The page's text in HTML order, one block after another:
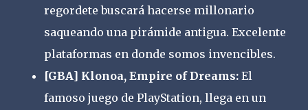
regordete buscará hacerse millonario
saqueando una pirámide antigua. Excelente
plataformas en donde somos invencibles.
[GBA] Klonoa, Empire of Dreams: El
famoso juego de PlayStation, llega en un